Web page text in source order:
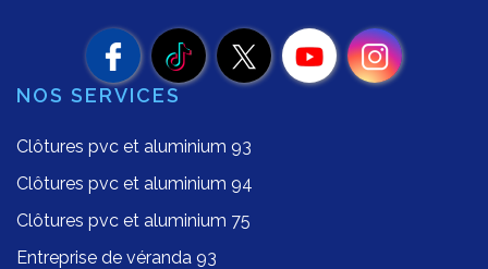
NOS SERVICES
Clôtures pvc et aluminium 93
Clôtures pvc et aluminium 94
Clôtures pvc et aluminium 75
Entreprise de véranda 93